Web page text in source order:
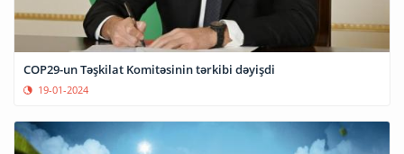
COP29-un Təşkilat Komitəsinin tərkibi dəyişdi
19-01-2024